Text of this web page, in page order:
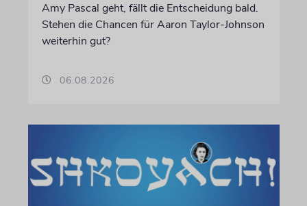
Amy Pascal geht, fällt die Entscheidung bald.
Stehen die Chancen für Aaron Taylor-Johnson
weiterhin gut?
06.08.2026